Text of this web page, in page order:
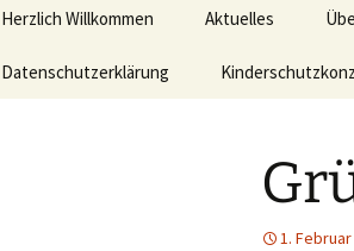
Herzlich Willkommen Aktuelles
Wo
Datenschutzerklärung
1. Februar